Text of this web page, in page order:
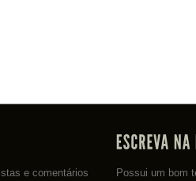
e comentários
Possui um bom